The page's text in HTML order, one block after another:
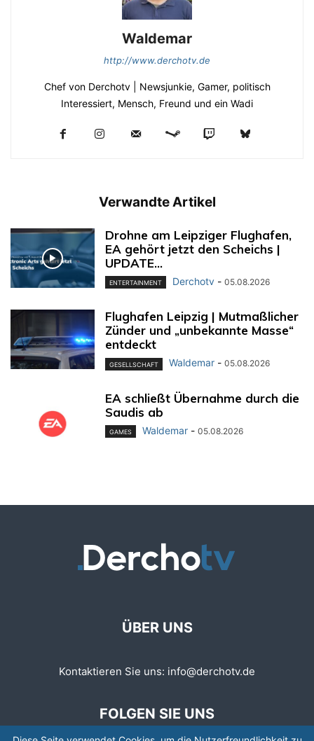
Waldemar
http://www.derchotv.de
Chef von Derchotv | Newsjunkie, Gamer, politisch
Interessiert, Mensch, Freund und ein Wadi
Verwandte Artikel
Drohne am Leipziger Flughafen,
EA gehört jetzt den Scheichs |
UPDATE...
ENTERTAINMENT Derchotv - 05.08.2026
Flughafen Leipzig | Mutmaßlicher
Zünder und „unbekannte Masse“
entdeckt
GESELLSCHAFT Waldemar - 05.08.2026
EA schließt Übernahme durch die
Saudis ab
GAMES Waldemar - 05.08.2026
ÜBER UNS
Kontaktieren Sie uns: info@derchotv.de
FOLGEN SIE UNS